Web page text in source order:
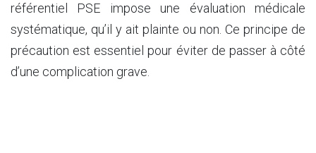
référentiel PSE impose une évaluation médicale
systématique, qu’il y ait plainte ou non. Ce principe de
précaution est essentiel pour éviter de passer à côté
d’une complication grave.